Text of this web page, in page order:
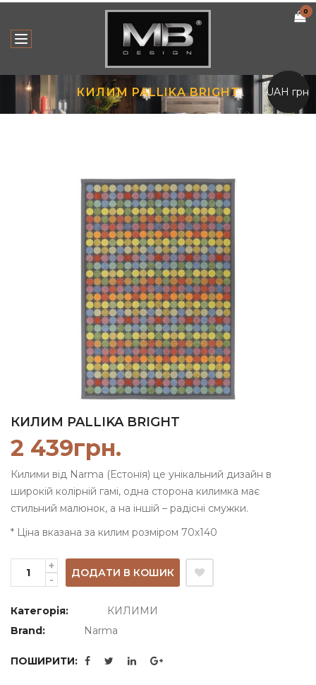
0
КИЛИМ PALLIKA BRIGHT
КИЛИМ PALLIKA BRIGHT
2 439грн.
Килими від Narma (Естонія) це унікальний дизайн в
широкій колірній гамі, одна сторона килимка має
стильний малюнок, а на іншій – радісні смужки.
* Ціна вказана за килим розміром 70х140
ДОДАТИ В КОШИК
Категорія:
КИЛИМИ
Brand:
Narma
ПОШИРИТИ:
UAH грн.